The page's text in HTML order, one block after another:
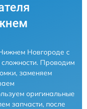
Новгороде с
Проводим
заменяем
оригинальные
запчасти, после